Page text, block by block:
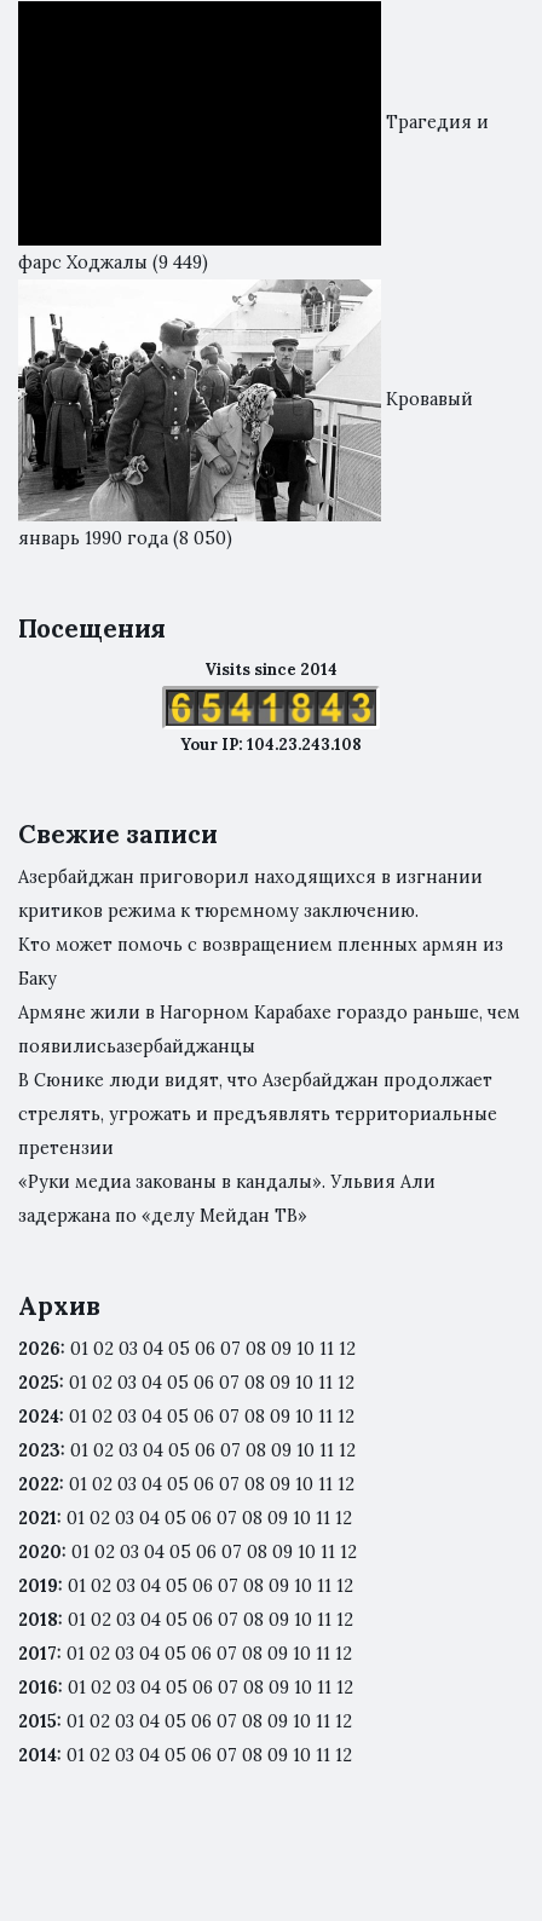
Трагедия и
фарс Ходжалы (9 449)
Кровавый
январь 1990 года (8 050)
Посещения
Visits since 2014
Your IP: 104.23.243.108
Свежие записи
Азербайджан приговорил находящихся в изгнании
критиков режима к тюремному заключению.
Кто может помочь с возвращением пленных армян из
Баку
Армяне жили в Нагорном Карабахе гораздо раньше, чем
появилисьазербайджанцы
В Сюнике люди видят, что Азербайджан продолжает
стрелять, угрожать и предъявлять территориальные
претензии
«Руки медиа закованы в кандалы». Ульвия Али
задержана по «делу Мейдан ТВ»
Архив
2026: 01 02 03 04 05 06 07 08 09 10 11 12
2025: 01 02 03 04 05 06 07 08 09 10 11 12
2024: 01 02 03 04 05 06 07 08 09 10 11 12
2023: 01 02 03 04 05 06 07 08 09 10 11 12
2022: 01 02 03 04 05 06 07 08 09 10 11 12
2021: 01 02 03 04 05 06 07 08 09 10 11 12
2020: 01 02 03 04 05 06 07 08 09 10 11 12
2019: 01 02 03 04 05 06 07 08 09 10 11 12
2018: 01 02 03 04 05 06 07 08 09 10 11 12
2017: 01 02 03 04 05 06 07 08 09 10 11 12
2016: 01 02 03 04 05 06 07 08 09 10 11 12
2015: 01 02 03 04 05 06 07 08 09 10 11 12
2014: 01 02 03 04 05 06 07 08 09 10 11 12